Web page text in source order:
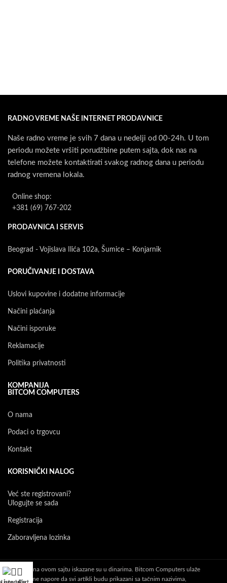
RADNO VREME NAŠE INTERNET PRODAVNICE
Naše radno vreme je svih 7 dana u nedelji od 00-24h. U tom
periodu možete vršiti porudžbine putem sajta, dok nas na
telefone možete kontaktirati svakog radnog dana u periodu
radnog vremena lokala.
Online shop:
+381 (69) 767-202
PRODAVNICA I SERVIS
Beograd - Vojislava Ilića 102a, Šumice – Konjarnik
PORUČIVANJE I DOSTAVA
Uslovi kupovine i dodatne informacije
Načini plaćanja
Načini isporuke
Reklamacije
Politika privatnosti
KOMPANIJA
BITCOM COMPUTERS
O nama
Podaci o trgovcu
Kontakt
KORISNIČKI NALOG
Već ste registrovani?
Ulogujte se sada
Registracija
Zaboravljena lozinka
Sve cene na ovom sajtu iskazane su u dinarima. Bitcom Computers ulaže
maksimalne napore da svi artikli budu prikazani sa tačnim nazivima,